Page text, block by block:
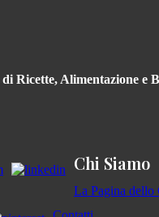
Ricette, Alimentazione e
Chi Siamo
La Pagina dello